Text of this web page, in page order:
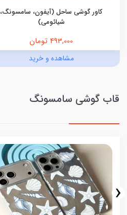
کاور گوشی ساحل (آیفون، سامسونگ،
شیائومی)
493,000 تومان
مشاهده و خرید
قاب گوشی سامسونگ
‹